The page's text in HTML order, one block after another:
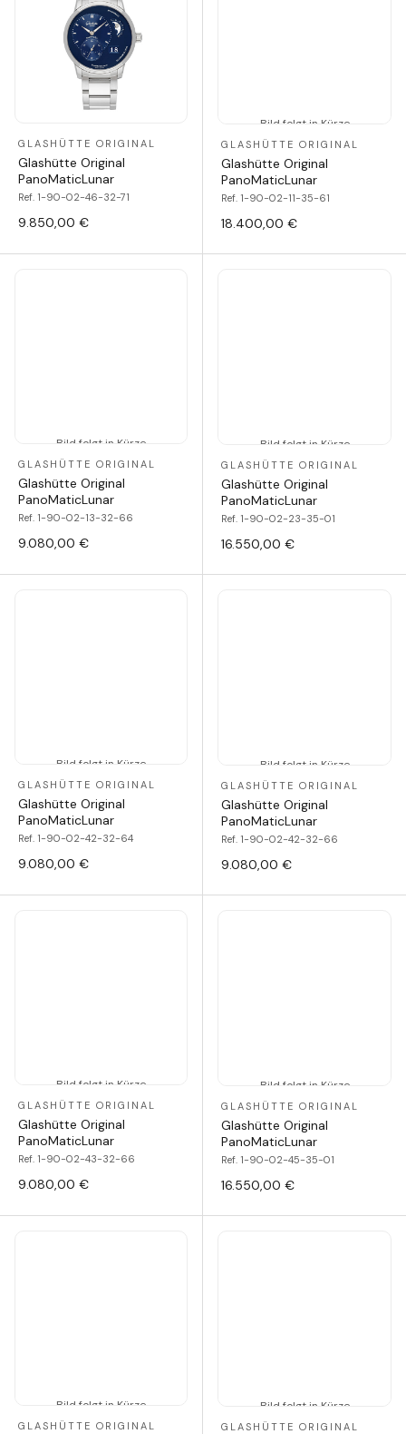
GLASHÜTTE ORIGINAL
Glashütte Original
PanoMaticLunar
Ref. 1-90-02-46-32-71
9.850,00 €
Bild folgt in Kürze
GLASHÜTTE ORIGINAL
Glashütte Original
PanoMaticLunar
Ref. 1-90-02-11-35-61
18.400,00 €
Bild folgt in Kürze
GLASHÜTTE ORIGINAL
Glashütte Original
PanoMaticLunar
Ref. 1-90-02-13-32-66
9.080,00 €
Bild folgt in Kürze
GLASHÜTTE ORIGINAL
Glashütte Original
PanoMaticLunar
Ref. 1-90-02-23-35-01
16.550,00 €
Bild folgt in Kürze
GLASHÜTTE ORIGINAL
Glashütte Original
PanoMaticLunar
Ref. 1-90-02-42-32-64
9.080,00 €
Bild folgt in Kürze
GLASHÜTTE ORIGINAL
Glashütte Original
PanoMaticLunar
Ref. 1-90-02-42-32-66
9.080,00 €
Bild folgt in Kürze
GLASHÜTTE ORIGINAL
Glashütte Original
PanoMaticLunar
Ref. 1-90-02-43-32-66
9.080,00 €
Bild folgt in Kürze
GLASHÜTTE ORIGINAL
Glashütte Original
PanoMaticLunar
Ref. 1-90-02-45-35-01
16.550,00 €
Bild folgt in Kürze
GLASHÜTTE ORIGINAL
Bild folgt in Kürze
GLASHÜTTE ORIGINAL